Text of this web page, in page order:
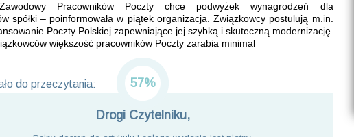
Pracowników Poczty chce podwyżek wynagrodzeń dla
spółki – poinformowała w piątek organizacja. Związkowcy postulują m.in.
Poczty Polskiej zapewniające jej szybką i skuteczną modernizację.
większość pracowników Poczty zarabia minimal
do przeczytania: 57%
Drogi Czytelniku,